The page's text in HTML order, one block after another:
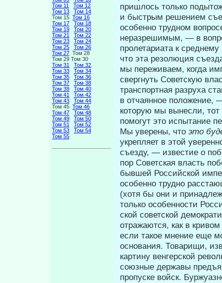
Том 11
Том 12
Том 13
Том 14
Том 15 Том 16
Том 17
Том 18
Том 19
Том 20
Том 21
Том 22
Том 23
Том 24
Том 25
Том 26
Том 27 Том 28
Том 29 Том 30
Том 31
Том 32
Том 33
Том 34
Том 35
Том 36
Том 37
Том 38
Том 39
Том 40
Том 41
Том 42
Том 43
Том 44
Том 45 Том 46
Том 47
Том 48
Том 49
Том 50
Том 51
Том 52
Том 53
Том 54
Том 55
пришлось только
и быстрым решением
особенно трудном
неразрешимым, — в
пролетариата к
что эта резолюция
мы переживаем, когда
свергнуть Советскую
транспортная разруха
в отчаянное положение,
которую мы вынесли,
помогут это испытание
Мы уверены, что это
укрепляет в этой
съезду, — известие о
пор Советская власть
бывшей Российской
особенно трудно
(хотя бы они и
только особенности
ской советской
отража­ются, как в
если такое мнение еще
основания. Товарищи,
картину венгерской
союзные державы
пропуске войск.